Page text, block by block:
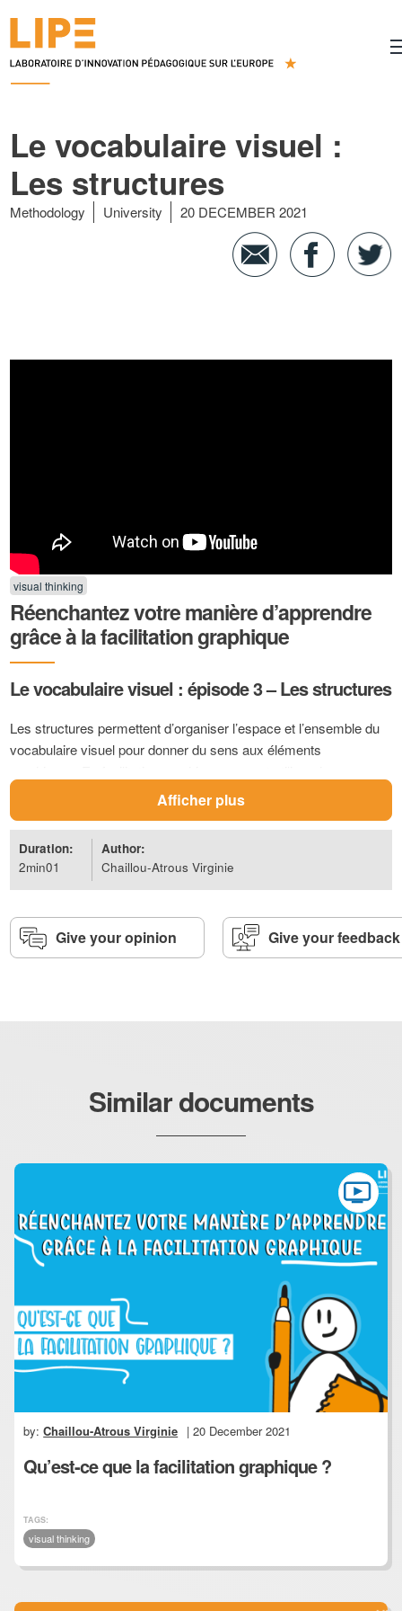
Le vocabulaire visuel :
Les structures
Methodology University 20 DECEMBER 2021
visual thinking
Réenchantez votre manière d’apprendre
grâce à la facilitation graphique
Le vocabulaire visuel : épisode 3 – Les structures
Les structures permettent d’organiser l’espace et l’ensemble du
vocabulaire visuel pour donner du sens aux éléments
structures métaphoriques. Il existe plusieurs structures
possibles.
Découvrez aussi l’épisode 1 et l’ épisode 2
Texte et voix off :Virginie Chaillou-Atrous
Afficher plus
Duration:
2min01
Author:
Chaillou-Atrous Virginie
Give your opinion Give your feedback
Similar documents
by:Chaillou-Atrous Virginie | 20 December 2021
Qu’est-ce que la facilitation graphique ?
TAGS:
visual thinking